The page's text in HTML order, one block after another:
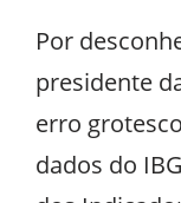
Por
presidente
erro
dados do